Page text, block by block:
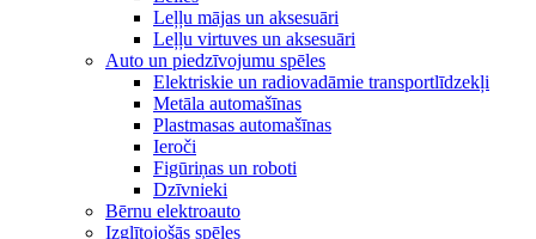
Leļļu mājas un aksesuāri
Leļļu virtuves un aksesuāri
Auto un piedzīvojumu spēles
Elektriskie un radiovadāmie transportlīdzekļi
Metāla automašīnas
Plastmasas automašīnas
Ieroči
Figūriņas un roboti
Dzīvnieki
Bērnu elektroauto
Izglītojošās spēles